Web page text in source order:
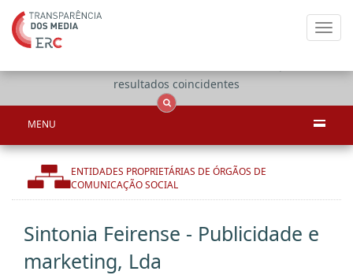
resultados coincidentes
MENU
ENTIDADES PROPRIETÁRIAS DE ÓRGÃOS DE
COMUNICAÇÃO SOCIAL
Sintonia Feirense - Publicidade e
marketing, Lda